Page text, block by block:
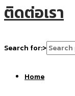
ติดต่อเรา
Search for:>
Home